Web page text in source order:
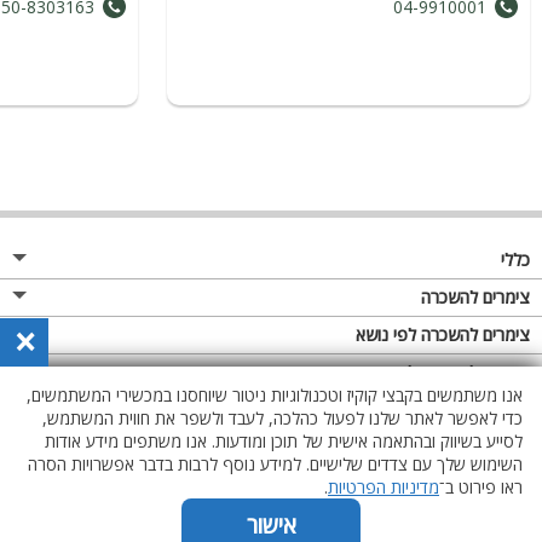
04-9910001
8303163
כללי
מגזין
פרסום באתר
תקנון
מדיניות פרטיות
צימרים להשכרה
צימרים בצפון
צימרים במרכז
צימרים בדרום
צימרים באזור החרמון
צימרים להשכרה לפי נושא
צימרים לזוגות
צימרים למשפחות
צימרים לציבור הדתי
צימרים לימי הולדת
צימרים להשכרה לפי אבזור
צימרים עם בריכת שחייה
צימרים עם בריכה מחוממת מקורה
צימרים עם סאונה
×
אנו משתמשים בקבצי קוקיז וטכנולוגיות ניטור שיוחסנו במכשירי המשתמשים,
כדי לאפשר לאתר שלנו לפעול כהלכה, לעבד ולשפר את חווית המשתמש,
לסייע בשיווק ובהתאמה אישית של תוכן ומודעות. אנו משתפים מידע אודות
השימוש שלך עם צדדים שלישיים. למידע נוסף לרבות בדבר אפשרויות הסרה
ראו פירוט ב־מדיניות הפרטיות.
אישור